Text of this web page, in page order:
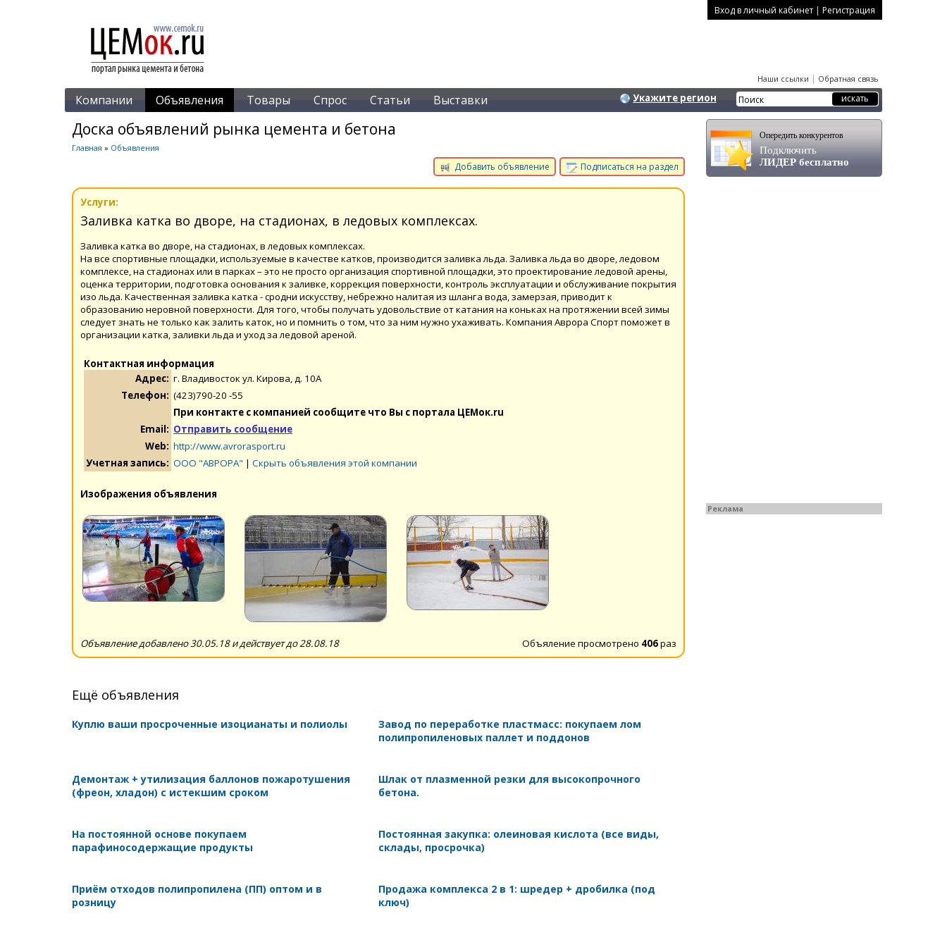
Вход в личный кабинет | Регистрация
Наши ссылки | Обратная связь
Компании Объявления Товары Спрос Статьи Выставки Укажите регион
Доска объявлений рынка цемента и бетона
Главная » Объявления
Добавить объявление Подписаться на раздел
Услуги:
Заливка катка во дворе, на стадионах, в ледовых комплексах.
Заливка катка во дворе, на стадионах, в ледовых комплексах.
На все спортивные площадки, используемые в качестве катков, производится заливка льда. Заливка льда во дворе, ледовом
комплексе, на стадионах или в парках – это не просто организация спортивной площадки, это проектирование ледовой арены,
оценка территории, подготовка основания к заливке, коррекция поверхности, контроль эксплуатации и обслуживание покрытия
изо льда. Качественная заливка катка - сродни искусству, небрежно налитая из шланга вода, замерзая, приводит к
образованию неровной поверхности. Для того, чтобы получать удовольствие от катания на коньках на протяжении всей зимы
следует знать не только как залить каток, но и помнить о том, что за ним нужно ухаживать. Компания Аврора Спорт поможет в
организации катка, заливки льда и уход за ледовой ареной.
Контактная информация
Адрес: г. Владивосток ул. Кирова, д. 10А
Телефон: (423)790-20 -55
При контакте с компанией сообщите что Вы с портала ЦЕМок.ru
Email: Отправить сообщение
Web: http://www.avrorasport.ru
Учетная запись: ООО "АВРОРА" | Скрыть объявления этой компании
Изображения объявления
Объяление просмотрено 406раз
Объявление добавлено 30.05.18 и действует до 28.08.18
Ещё объявления
Куплю ваши просроченные изоцианаты и полиолы
Завод по переработке пластмасс: покупаем лом
полипропиленовых паллет и поддонов
Демонтаж + утилизация баллонов пожаротушения
(фреон, хладон) с истекшим сроком
Шлак от плазменной резки для высокопрочного
бетона.
На постоянной основе покупаем
парафиносодержащие продукты
Постоянная закупка: олеиновая кислота (все виды,
склады, просрочка)
Приём отходов полипропилена (ПП) оптом и в
розницу
Продажа комплекса 2 в 1: шредер + дробилка (под
ключ)
Опередить конкурентов
Подключить
ЛИДЕР бесплатно
Реклама